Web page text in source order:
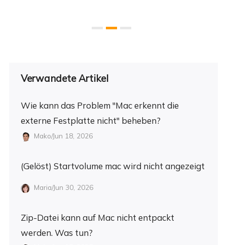
Verwandete Artikel
Wie kann das Problem "Mac erkennt die
externe Festplatte nicht" beheben?
Mako/Jun 18, 2026
(Gelöst) Startvolume mac wird nicht angezeigt
Maria/Jun 30, 2026
Zip-Datei kann auf Mac nicht entpackt
werden. Was tun?